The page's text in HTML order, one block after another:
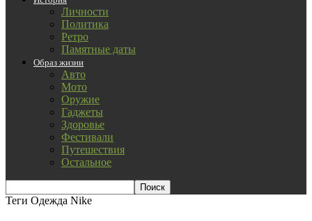
Личности
Политика
Ретро
Памятные даты
Образ жизни
Авто
Мото
Оружие
Гаджеты
Здоровье
Фестивали
Путешествия
Остальное
Теги Одежда Nike